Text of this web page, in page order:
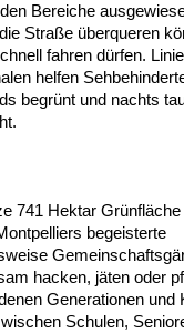
Bereiche
Straße überqueren
fahren dürfen.
helfen
begrünt und nachts
741 Hektar
begeisterte
hacken, jäten oder
Generationen und
Schulen,